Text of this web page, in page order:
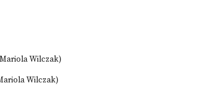
Wilczak)
Wilczak)